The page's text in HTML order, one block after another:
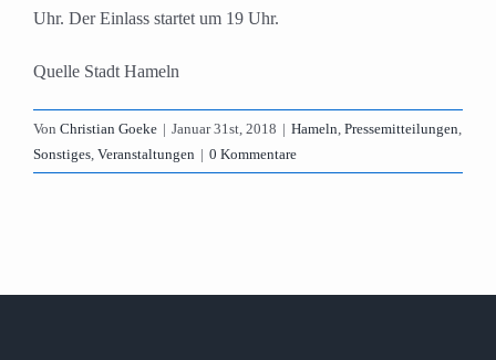
Uhr. Der Einlass startet um 19 Uhr.
Quelle Stadt Hameln
Von Christian Goeke | Januar 31st, 2018 | Hameln, Pressemitteilungen,
Sonstiges, Veranstaltungen | 0 Kommentare